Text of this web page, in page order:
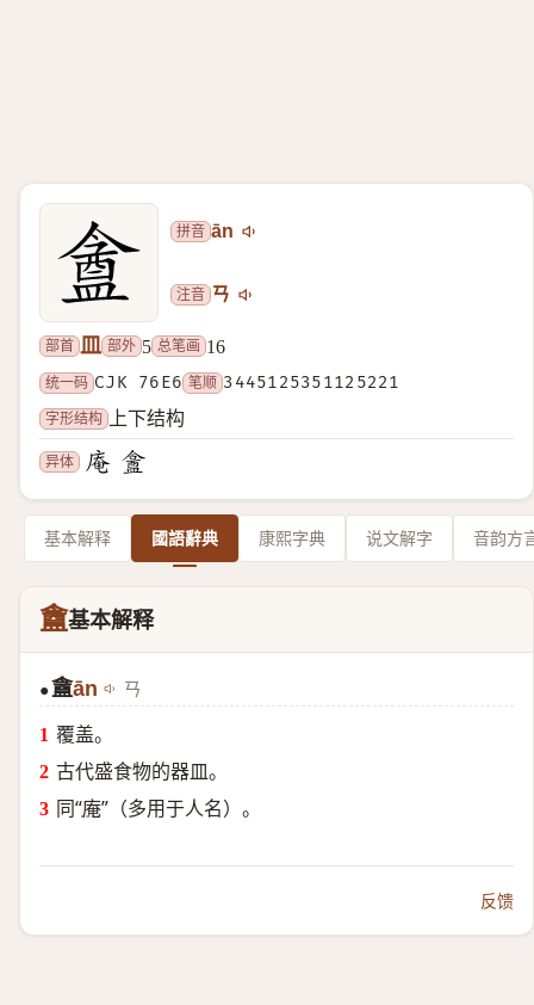
拼音 ān
注音 ㄢ
部首 皿 部外 5 总笔画 16
统一码 CJK 76E6 笔顺 3445125351125221
字形结构
上下结构
异体
基本解释 國語辭典 康熙字典 说文解字 音韵方
盦基本解释
●盦ān ㄢ
覆盖。
古代盛食物的器皿。
同“庵”（多用于人名）。
反馈